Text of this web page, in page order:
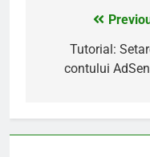
Navigare
Tutorial:
contului